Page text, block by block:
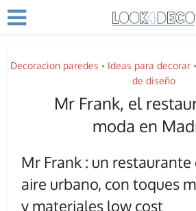
Decoracion paredes • Ideas para decorar •
de diseño
Mr Frank, el
moda en
Mr Frank : un
aire urbano, con toques
y materiales low cost